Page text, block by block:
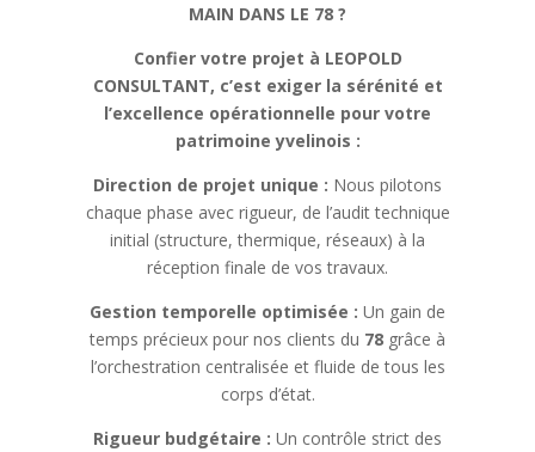
MAIN DANS LE 78 ?
Confier votre projet à LEOPOLD
CONSULTANT, c’est exiger la sérénité et
l’excellence opérationnelle pour votre
patrimoine yvelinois :
Direction de projet unique : Nous pilotons
chaque phase avec rigueur, de l’audit technique
initial (structure, thermique, réseaux) à la
réception finale de vos travaux.
Gestion temporelle optimisée : Un gain de
temps précieux pour nos clients du 78 grâce à
l’orchestration centralisée et fluide de tous les
corps d’état.
Rigueur budgétaire : Un contrôle strict des